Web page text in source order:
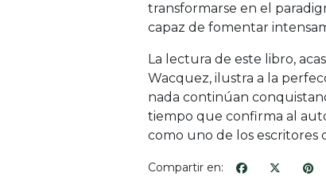
transformarse en el
capaz de fomentar
La lectura de este libro,
Wacquez, ilustra a la
nada continúan
tiempo que confirma al
como uno de los escritores
Compartir en: